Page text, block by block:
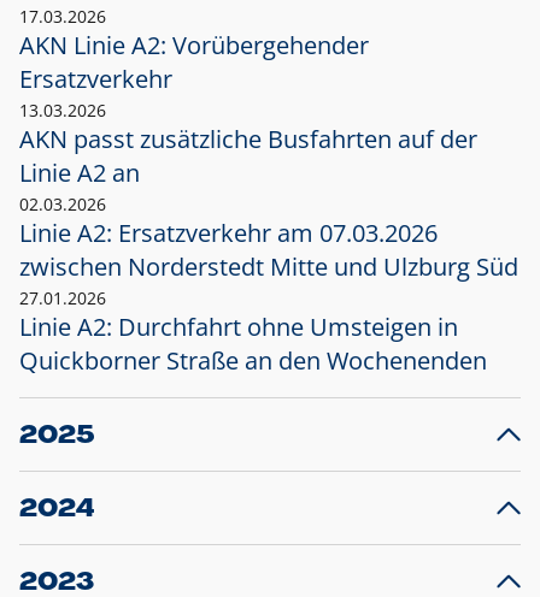
17.03.2026
AKN Linie A2: Vorübergehender
Ersatzverkehr
13.03.2026
AKN passt zusätzliche Busfahrten auf der
Linie A2 an
02.03.2026
Linie A2: Ersatzverkehr am 07.03.2026
zwischen Norderstedt Mitte und Ulzburg Süd
27.01.2026
Linie A2: Durchfahrt ohne Umsteigen in
Quickborner Straße an den Wochenenden
2025
23.12.2025
Projekt S5: Start der Bauarbeiten am
2024
10.12.2024
Großprojekt S5: Sperrung der Bahnstraße in
2023